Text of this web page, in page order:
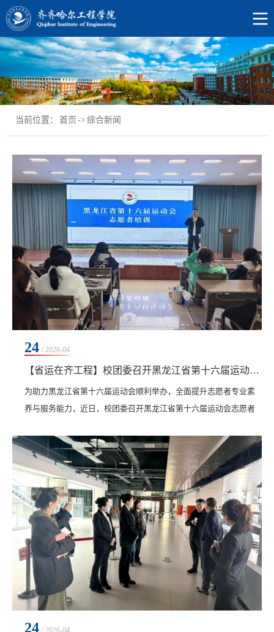
当前位置： 首页 -> 综合新闻
24 / 2026-04
【省运在齐工程】校团委召开黑龙江省第十六届运动会志愿者培训第一次会议
​为助力黑龙江省第十六届运动会顺利举办，全面提升志愿者专业素
养与服务能力，近日，校团委召开黑龙江省第十六届运动会志愿者
参加。培训重点围绕志愿服务职责与仪容着装两大核心内容展开指
导。在服务职责方面，培训明确了志愿者在岗位引导、秩序维护、
后勤保障及观众服务等工作中的具体要求，强调要坚守岗位、服从
调度、热情履职，以严谨态度确保赛事运行平稳有序...
24